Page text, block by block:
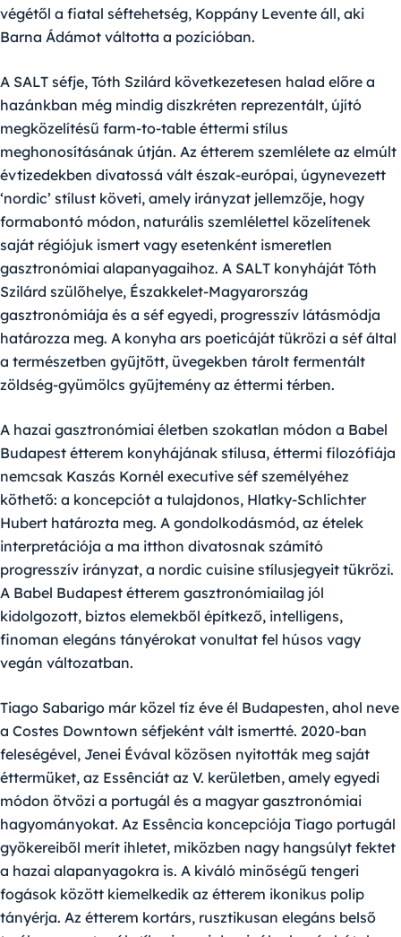
végétől a fiatal séftehetség, Koppány Levente áll, aki
Barna Ádámot váltotta a pozícióban.
A SALT séfje, Tóth Szilárd következetesen halad előre a
hazánkban még mindig diszkréten reprezentált, újító
megközelítésű farm-to-table éttermi stílus
meghonosításának útján. Az étterem szemlélete az elmúlt
évtizedekben divatossá vált észak-európai, úgynevezett
‘nordic’ stílust követi, amely irányzat jellemzője, hogy
formabontó módon, naturális szemlélettel közelítenek
saját régiójuk ismert vagy esetenként ismeretlen
gasztronómiai alapanyagaihoz. A SALT konyháját Tóth
Szilárd szülőhelye, Északkelet-Magyarország
gasztronómiája és a séf egyedi, progresszív látásmódja
határozza meg. A konyha ars poeticáját tükrözi a séf által
a természetben gyűjtött, üvegekben tárolt fermentált
zöldség-gyümölcs gyűjtemény az éttermi térben.
A hazai gasztronómiai életben szokatlan módon a Babel
Budapest étterem konyhájának stílusa, éttermi filozófiája
nemcsak Kaszás Kornél executive séf személyéhez
köthető: a koncepciót a tulajdonos, Hlatky-Schlichter
Hubert határozta meg. A gondolkodásmód, az ételek
interpretációja a ma itthon divatosnak számító
progresszív irányzat, a nordic cuisine stílusjegyeit tükrözi.
A Babel Budapest étterem gasztronómiailag jól
kidolgozott, biztos elemekből építkező, intelligens,
finoman elegáns tányérokat vonultat fel húsos vagy
vegán változatban.
Tiago Sabarigo már közel tíz éve él Budapesten, ahol neve
a Costes Downtown séfjeként vált ismertté. 2020-ban
feleségével, Jenei Évával közösen nyitották meg saját
éttermüket, az Essênciát az V. kerületben, amely egyedi
módon ötvözi a portugál és a magyar gasztronómiai
hagyományokat. Az Essência koncepciója Tiago portugál
gyökereiből merít ihletet, miközben nagy hangsúlyt fektet
a hazai alapanyagokra is. A kiváló minőségű tengeri
fogások között kiemelkedik az étterem ikonikus polip
tányérja. Az étterem kortárs, rusztikusan elegáns belső